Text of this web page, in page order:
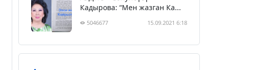
Кадырова: “Мен жазган Ка...
5046677 15.09.2021 6:18